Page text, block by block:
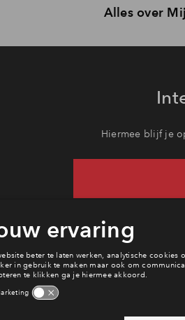
Alles over
Hiermee blijf je
Heb je een
6